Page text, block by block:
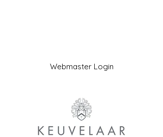
Webmaster Login